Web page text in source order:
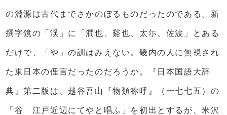
の淵源は古代までさかのぼるものだったのである。新
撰字鏡の「渓」に「澗也、谿也、太尓、佐波」とある
だけで、「や」の訓はみえない。畿内の人に無視され
た東日本の俚言だったのだろうか。『日本国語大辞
典』第二版は、越谷吾山『物類称呼』（一七七五）の
「谷 江戸近辺にてやと唱ふ」を初出とするが、米沢